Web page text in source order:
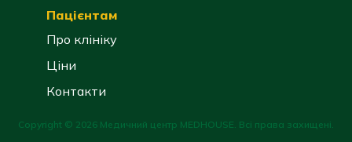
Пацієнтам
Про клініку
Ціни
Контакти
Copyright © 2026 Медичний центр MEDHOUSE. Всі права захищені.